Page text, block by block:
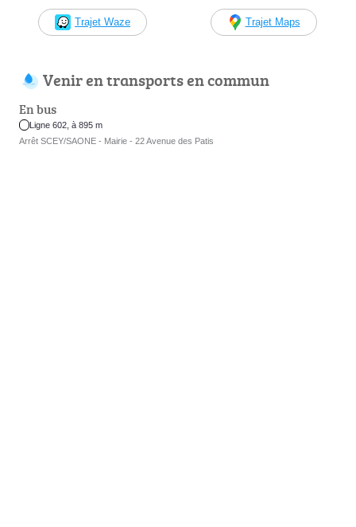
Trajet Waze Trajet Maps
Venir en transports en commun
En bus
Ligne 602, à 895 m
Arrêt SCEY/SAONE - Mairie - 22 Avenue des Patis